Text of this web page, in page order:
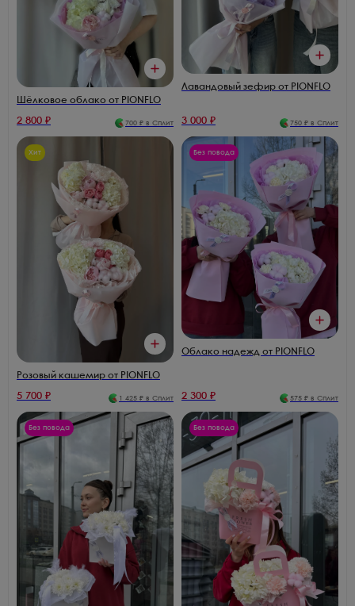
Шёлковое облако от PIONFLO
2 800 ₽ 700 ₽ в Сплит
Лавандовый зефир от PIONFLO
3 000 ₽ 750 ₽ в Сплит
Хит
Розовый кашемир от PIONFLO
5 700 ₽ 1 425 ₽ в Сплит
Без повода
Облако надежд от PIONFLO
2 300 ₽ 575 ₽ в Сплит
Без повода Без повода